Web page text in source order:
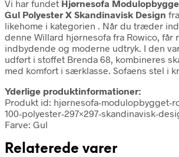
Vi har fundet Hjørnesofa
Gul Polyester X Skandinavisk Design fra
likehome i kategorien . Når du træder
denne Willard hjørnesofa fra Rowico, får
indbydende og moderne udtryk. I den
udført i stoffet Brenda 68, kombineres
med komfort i særklasse. Sofaens stel i
Yderlige produktinformationer:
Produkt id: hjørnesofa-modulopbygget-
100-polyester-297×297-skandinavisk-
Farve: Gul
Relaterede varer